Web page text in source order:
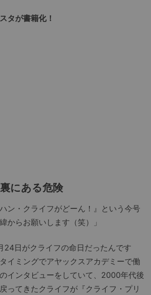
タが書籍化！
にある危険
ハン・クライフがどーん！』という今号
からお願いします（笑）」
24日がクライフの命日だったんです
イミングでアヤックスアカデミーで働
インタビューをしていて、2000年代後
ってきたクライフが『クライフ・プリ